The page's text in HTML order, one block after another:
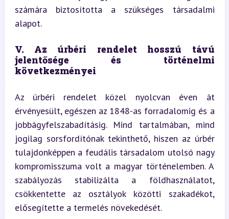
számára biztosította a szükséges társadalmi
alapot.
V. Az úrbéri rendelet hosszú távú
jelentősége és történelmi
következményei
Az úrbéri rendelet közel nyolcvan éven át
érvényesült, egészen az 1848-as forradalomig és a
jobbágyfelszabadításig. Mind tartalmában, mind
jogilag sorsfordítónak tekinthető, hiszen az úrbér
tulajdonképpen a feudális társadalom utolsó nagy
kompromisszuma volt a magyar történelemben. A
szabályozás stabilizálta a földhasználatot,
csökkentette az osztályok közötti szakadékot,
elősegítette a termelés növekedését.